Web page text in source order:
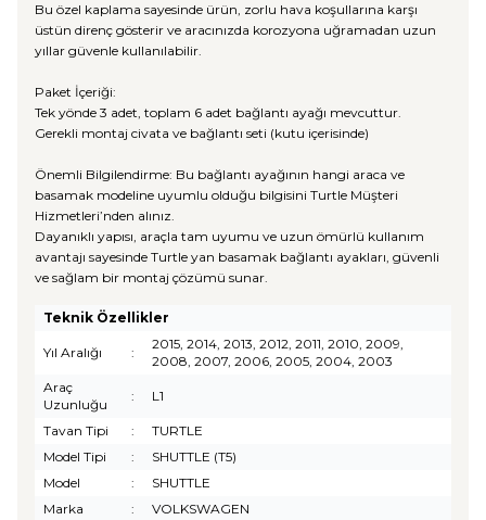
Bu özel kaplama sayesinde ürün, zorlu hava koşullarına karşı
üstün direnç gösterir ve aracınızda korozyona uğramadan uzun
yıllar güvenle kullanılabilir.
Paket İçeriği:
Tek yönde 3 adet, toplam 6 adet bağlantı ayağı mevcuttur.
Gerekli montaj civata ve bağlantı seti (kutu içerisinde)
Önemli Bilgilendirme: Bu bağlantı ayağının hangi araca ve
basamak modeline uyumlu olduğu bilgisini Turtle Müşteri
Hizmetleri’nden alınız.
Dayanıklı yapısı, araçla tam uyumu ve uzun ömürlü kullanım
avantajı sayesinde Turtle yan basamak bağlantı ayakları, güvenli
ve sağlam bir montaj çözümü sunar.
Teknik Özellikler
Yıl Aralığı :
2015, 2014, 2013, 2012, 2011, 2010, 2009,
2008, 2007, 2006, 2005, 2004, 2003
Araç
Uzunluğu
: L1
Tavan Tipi :
TURTLE
Model Tipi
:
SHUTTLE (T5)
Model
:
SHUTTLE
Marka
:
VOLKSWAGEN